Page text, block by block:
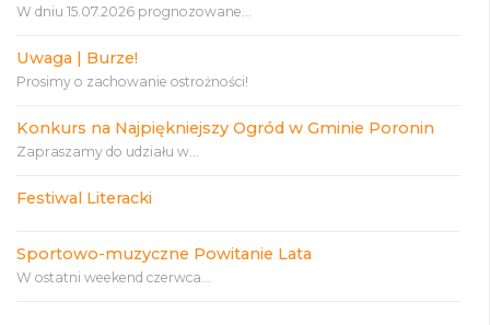
W dniu 15.07.2026 prognozowane...
Uwaga | Burze!
Prosimy o zachowanie ostrożności!
Konkurs na Najpiękniejszy Ogród w Gminie Poronin
Zapraszamy do udziału w...
Festiwal Literacki
Sportowo-muzyczne Powitanie Lata
W ostatni weekend czerwca...